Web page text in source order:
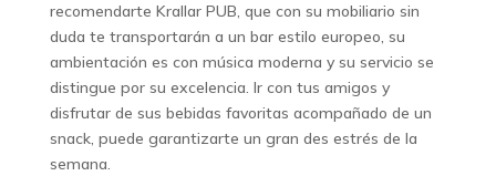
recomendarte Krallar PUB, que con su mobiliario sin
duda te transportarán a un bar estilo europeo, su
ambientación es con música moderna y su servicio se
distingue por su excelencia. Ir con tus amigos y
disfrutar de sus bebidas favoritas acompañado de un
snack, puede garantizarte un gran des estrés de la
semana.